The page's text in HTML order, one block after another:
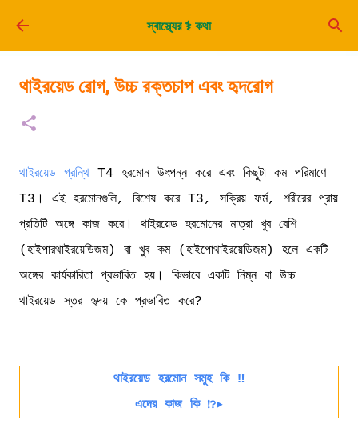
সরাসরি প্রধান সামগ্রীতে চলে যান
স্বাস্থ্যের ⚕️ কথা
থাইরয়েড রোগ, উচ্চ রক্তচাপ এবং হৃদরোগ
থাইরয়েড গ্রন্থি T4 হরমোন উৎপন্ন করে এবং কিছুটা কম পরিমাণে
T3। এই হরমোনগুলি, বিশেষ করে T3, সক্রিয় ফর্ম, শরীরের প্রায়
প্রতিটি অঙ্গে কাজ করে। থাইরয়েড হরমোনের মাত্রা খুব বেশি
(হাইপারথাইরয়েডিজম) বা খুব কম (হাইপোথাইরয়েডিজম) হলে একটি
অঙ্গের কার্যকারিতা প্রভাবিত হয়। কিভাবে একটি নিম্ন বা উচ্চ
থাইরয়েড স্তর হৃদয় কে প্রভাবিত করে?
থাইরয়েড হরমোন সমুহ কি ‼️
এদের কাজ কি ⁉️▶️